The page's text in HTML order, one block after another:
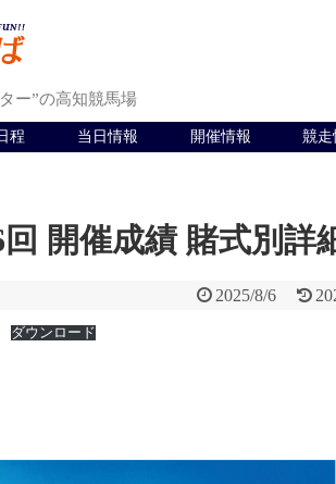
ー”の高知競馬場
程 当日情報 開催情報 競
開催成績 賭式別詳
2025/8/6
ダウンロード